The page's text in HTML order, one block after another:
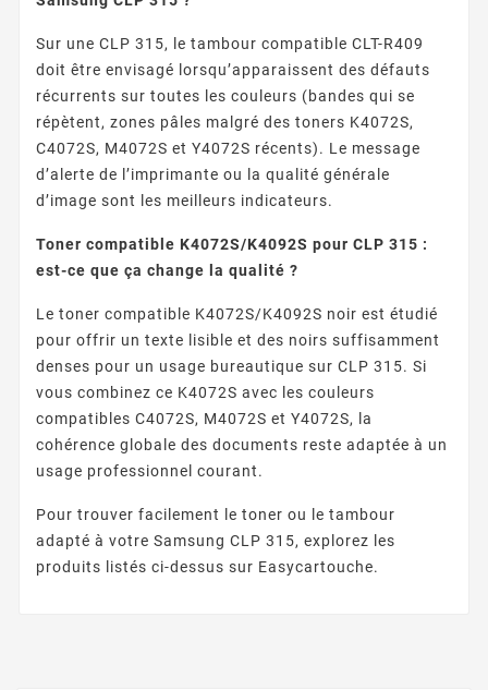
Sur une CLP 315, le tambour compatible CLT-R409
doit être envisagé lorsqu’apparaissent des défauts
récurrents sur toutes les couleurs (bandes qui se
répètent, zones pâles malgré des toners K4072S,
C4072S, M4072S et Y4072S récents). Le message
d’alerte de l’imprimante ou la qualité générale
d’image sont les meilleurs indicateurs.
Toner compatible K4072S/K4092S pour CLP 315 :
est-ce que ça change la qualité ?
Le toner compatible K4072S/K4092S noir est étudié
pour offrir un texte lisible et des noirs suffisamment
denses pour un usage bureautique sur CLP 315. Si
vous combinez ce K4072S avec les couleurs
compatibles C4072S, M4072S et Y4072S, la
cohérence globale des documents reste adaptée à un
usage professionnel courant.
Pour trouver facilement le toner ou le tambour
adapté à votre Samsung CLP 315, explorez les
produits listés ci-dessus sur Easycartouche.